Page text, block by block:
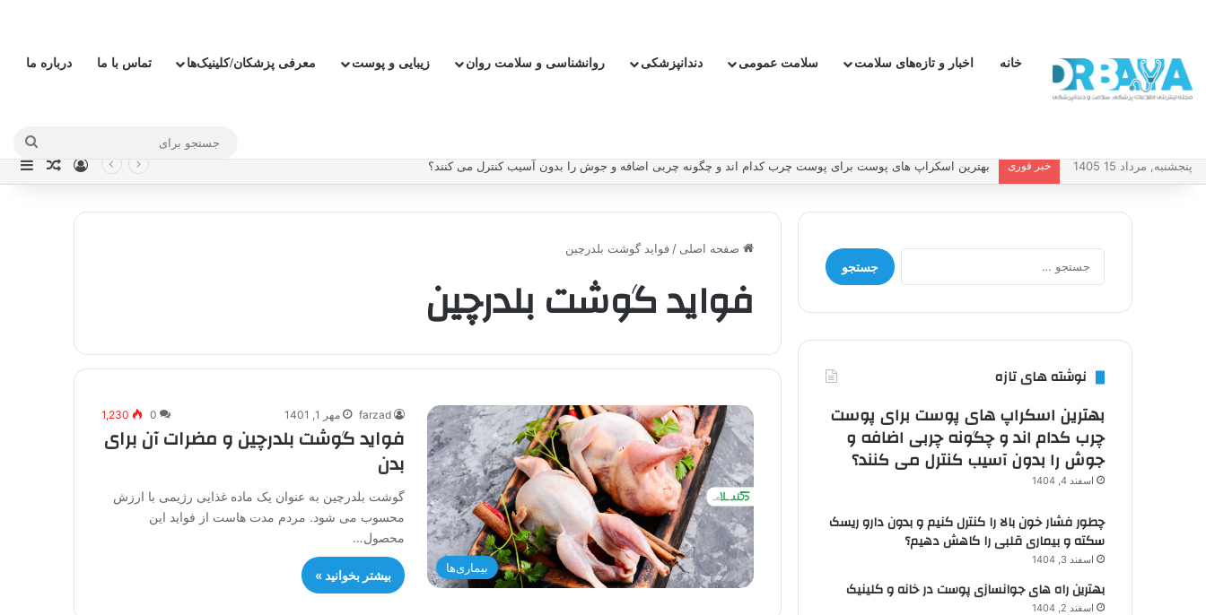
خانه اخبار و تازه‌های سلامت سلامت عمومی دندانپزشکی روانشناسی و سلامت روان زیبایی و پوست معرفی پزشکان/کلینیک‌ها تماس با ما درباره ما
برای
پنجشنبه, مرداد 15 1405 خبر فوری بهترین اسکراپ های پوست برای پوست چرب کدام اند و چگونه چربی اضافه و جوش را بدون آسیب کنترل می کنند؟ ورودنوشته
صفحه اصلی / فواید گوشت بلدرچین
فواید گوشت بلدرچین
بیماری‌ها
farzad مهر 1, 1401 0
1,230
فواید گوشت بلدرچین و مضرات آن برای
بدن
گوشت بلدرچین به عنوان یک ماده غذایی رژیمی با ارزش
محسوب می شود. مردم مدت هاست از فواید این
محصول…
بیشتر بخوانید »
جستجو
برای:
نوشته های تازه
بهترین اسکراپ های پوست برای پوست
چرب کدام اند و چگونه چربی اضافه و
جوش را بدون آسیب کنترل می کنند؟
اسفند 4, 1404
چطور فشار خون بالا را کنترل کنیم و بدون دارو ریسک
سکته و بیماری قلبی را کاهش دهیم؟
اسفند 3, 1404
بهترین راه های جوانسازی پوست در خانه و کلینیک
اسفند 2, 1404